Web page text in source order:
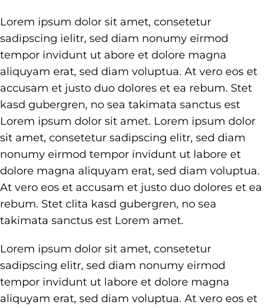
Lorem ipsum dolor sit amet, consetetur
sadipscing ielitr, sed diam nonumy eirmod
tempor invidunt ut abore et dolore magna
aliquyam erat, sed diam voluptua. At vero eos et
accusam et justo duo dolores et ea rebum. Stet
kasd gubergren, no sea takimata sanctus est
Lorem ipsum dolor sit amet. Lorem ipsum dolor
sit amet, consetetur sadipscing elitr, sed diam
nonumy eirmod tempor invidunt ut labore et
dolore magna aliquyam erat, sed diam voluptua.
At vero eos et accusam et justo duo dolores et ea
rebum. Stet clita kasd gubergren, no sea
takimata sanctus est Lorem amet.
Lorem ipsum dolor sit amet, consetetur
sadipscing elitr, sed diam nonumy eirmod
tempor invidunt ut labore et dolore magna
aliquyam erat, sed diam voluptua. At vero eos et